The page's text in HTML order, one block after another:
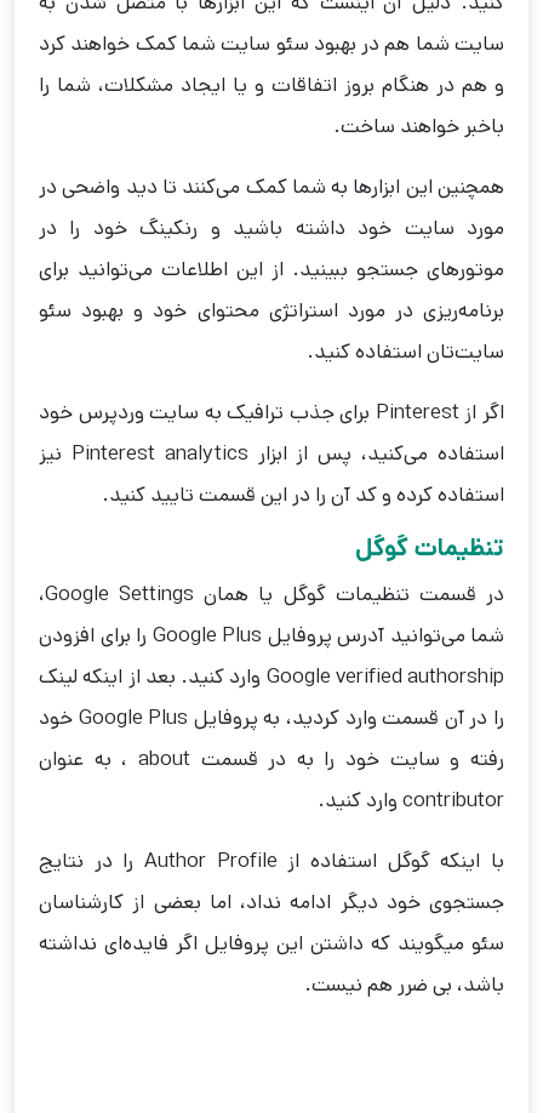
سایت‌ شما هم در بهبود سئو سایت شما کمک خواهند کرد
و هم در هنگام بروز اتفاقات و یا ایجاد مشکلات، شما را
باخبر خواهند ساخت.
همچنین این ابزارها به شما کمک می‌کنند تا دید واضحی در
مورد سایت خود داشته باشید و رنکینگ خود را در
موتورهای جستجو ببینید. از این اطلاعات می‌توانید برای
برنامه‌ریزی در مورد استراتژی محتوای خود و بهبود سئو
سایت‌تان استفاده کنید.
اگر از Pinterest برای جذب ترافیک به سایت وردپرس خود
استفاده می‌کنید، پس از ابزار Pinterest analytics نیز
استفاده کرده و کد آن را در این قسمت تایید کنید.
تنظیمات گوگل
در قسمت تنظیمات گوگل یا همان Google Settings،
شما می‌توانید آدرس پروفایل Google Plus را برای افزودن
Google verified authorship وارد کنید. بعد از اینکه لینک
را در آن قسمت وارد کردید، به پروفایل Google Plus خود
رفته و سایت خود را به در قسمت about ، به عنوان
contributor وارد کنید.
با اینکه گوگل استفاده از Author Profile را در نتایج
جستجوی خود دیگر ادامه نداد، اما بعضی از کارشناسان
سئو میگویند که داشتن این پروفایل اگر فایده‌ای نداشته
باشد، بی ضرر هم نیست.